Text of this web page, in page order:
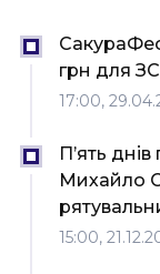
грн для
17:00,
П’ять
Михайло
15:00,